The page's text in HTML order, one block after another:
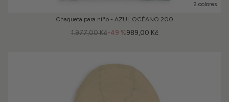
2 colores
Chaqueta para niño - AZUL OCÉANO 200
-49 %
1.977,00 Kč 989,00 Kč